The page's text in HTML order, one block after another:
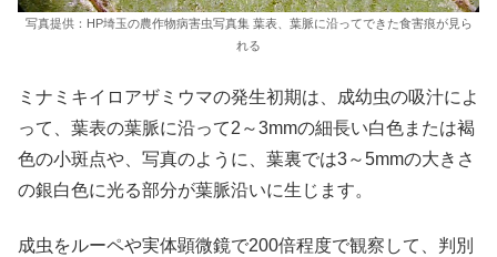
写真提供：HP埼玉の農作物病害虫写真集 葉表、葉脈に沿ってできた食害痕が見ら
れる
ミナミキイロアザミウマの発生初期は、成幼虫の吸汁によ
って、葉表の葉脈に沿って2～3mmの細長い白色または褐
色の小斑点や、写真のように、葉裏では3～5mmの大きさ
の銀白色に光る部分が葉脈沿いに生じます。
成虫をルーペや実体顕微鏡で200倍程度で観察して、判別